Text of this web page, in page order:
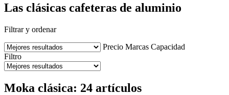
Las clásicas cafeteras de aluminio
Filtrar y ordenar
Precio Marcas Capacidad
Filtro
Moka clásica: 24 artículos